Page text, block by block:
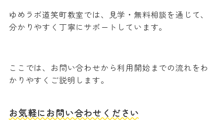
ゆめラボ道笑町教室では、見学・無料相談を通じて、
分かりやすく丁寧にサポートしています。
ここでは、お問い合わせから利用開始までの流れをわ
かりやすくご説明します。
お気軽にお問い合わせください